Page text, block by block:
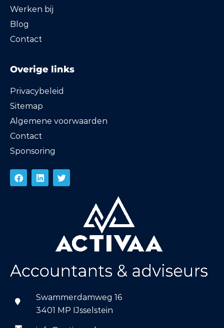
Werken bij
Blog
Contact
Overige links
Privacybeleid
Sitemap
Algemene voorwaarden
Contact
Sponsoring
Swammerdamweg 16
3401 MP IJsselstein